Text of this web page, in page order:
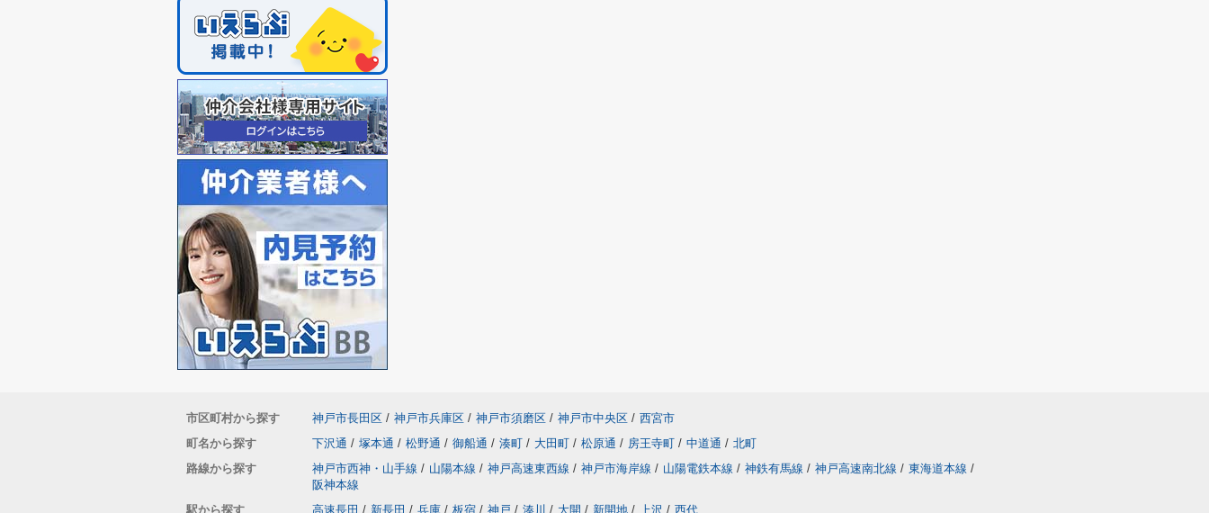
市区町村から探す 神戸市長田区 / 神戸市兵庫区 / 神戸市須磨区 / 神戸市中央区 / 西宮市
町名から探す
下沢通 / 塚本通 / 松野通 / 御船通 / 湊町 / 大田町 / 松原通 / 房王寺町 / 中道通 / 北町
路線から探す
神戸市西神・山手線 / 山陽本線 / 神戸高速東西線 / 神戸市海岸線 / 山陽電鉄本線 / 神鉄有馬線 / 神戸高速南北線 / 東海道本線 /
阪神本線
駅から探す
高速長田 / 新長田 / 兵庫 / 板宿 / 神戸 / 湊川 / 大開 / 新開地 / 上沢 / 西代